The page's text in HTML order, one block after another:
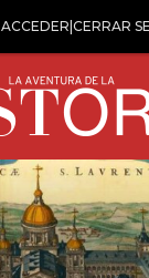
ACCEDER|CERRAR